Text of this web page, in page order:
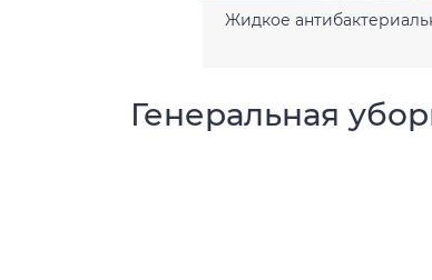
Жидкое
Генеральная